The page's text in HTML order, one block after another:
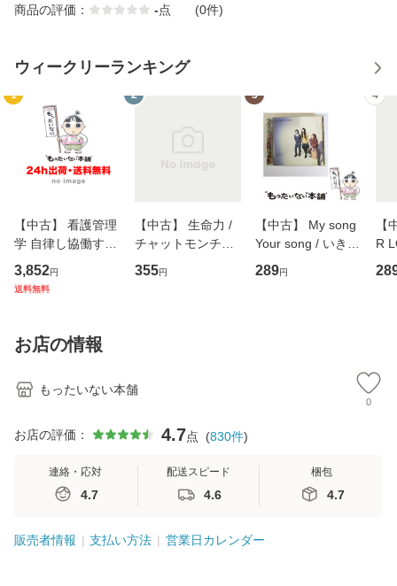
商品の評価： -点 (0件)
ウィークリーランキング
1
【中古】 看護管理
学 自律し協働する
専門職の看護マネ
ジメントスキル 改
恵 藤本幸三 / 南江
堂 [単行
3,852円
送料無料
2
【中古】 生命力 /
チャットモンチー /
キューンレコード
[CD]【メール便送
355円
3
【中古】 My song
Your song / いきも
のがかり / [CD]
【メール便送料無
289円
4
【
R
産
お店の情報
もったいない本舗
0
お店の評価： 4.7点 (830件)
連絡・応対
4.7
配送スピード
4.6
梱包
4.7
販売者情報 支払い方法 営業日カレンダー